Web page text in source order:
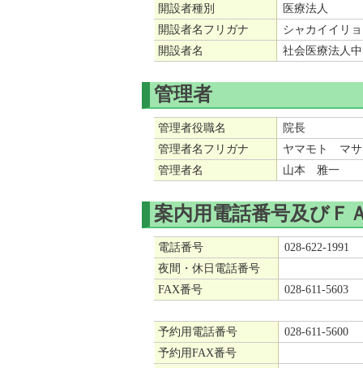
開設者種別
医療法人
開設者名フリガナ
シャカイイリ
開設者名
社会医療法人
管理者
管理者役職名
院長
管理者名フリガナ
ヤマモト マサ
管理者名
山本 雅一
案内用電話番号及びＦ
電話番号
028-622-1991
夜間・休日電話番号
FAX番号
028-611-5603
予約用電話番号
028-611-5600
予約用FAX番号